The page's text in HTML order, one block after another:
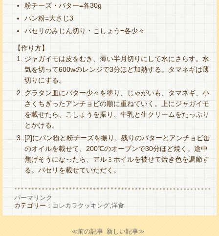
粉チーズ・バター=各30g
パン粉=大さじ3
パセリのみじん切り・こしょう=各少々
【作り方】
ジャガイモは皮をむき、薄い半月切りにして水にさらす。水
気を切って600wのレンジで3分ほど加熱する。タマネギは薄
切りにする。
グラタン皿にバター少々を塗り、じゃがいも、タマネギ、小
さくちぎったアンチョビの順に重ねていく。上にジャガイモ
を載せたら、こしょうを振り、牛乳と生クリームをたっぷり
とかける。
[2]にパン粉と粉チーズを振り、残りのバターとアンチョビ缶
のオイルを載せて、200℃のオーブンで30分ほど焼く。途中
焦げそうになったら、アルミホイルを被せて焼き色を調節す
る。パセリを載せていただく。
パーマリンク
カテゴリー： コレカラクッキング,洋食
≪前の記事 新しい記事≫